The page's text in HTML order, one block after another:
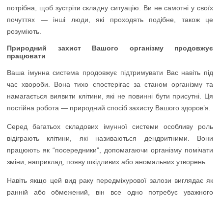
потрібна, щоб зустріти складну ситуацію. Ви не самотні у своїх
почуттях — інші люди, які проходять подібне, також це
розуміють.
Природний захист Вашого організму продовжує
працювати
Ваша імунна система продовжує підтримувати Вас навіть під
час хвороби. Вона тихо спостерігає за станом організму та
намагається виявити клітини, які не повинні бути присутні. Ця
постійна робота — природний спосіб захисту Вашого здоров’я.
Серед багатьох складових імунної системи особливу роль
відіграють клітини, які називаються дендритними. Вони
працюють як “посередники”, допомагаючи організму помічати
зміни, наприклад, появу шкідливих або аномальних утворень.
Навіть якщо цей вид раку передміхурової залози виглядає як
ранній або обмежений, він все одно потребує уважного